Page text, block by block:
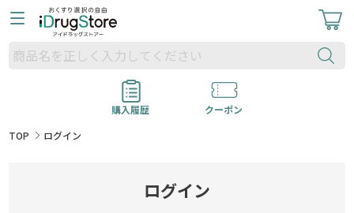
購入履歴
クーポン
TOP
ログイン
ログイン